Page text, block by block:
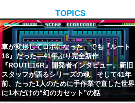
TOPICS
車が変形してロボになった、でも『ルート
16』だった―41年ぶり完全新作
『ROUTE16R』開発者インタビュー。新旧
スタッフが語るシリーズの魂。そして41年
前、たった1人のために手作業で直した世界
に1本だけの“幻のカセット”の話